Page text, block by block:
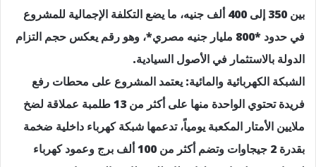
بين 350 إلى 400 ألف جنيه، ما يضع التكلفة الإجمالية للمشروع
في حدود *800 مليار جنيه مصري*، وهو رقم يعكس حجم التزام
الدولة بالاستثمار في الأصول السيادية.
الشبكة الكهربائية والمائية: يعتمد المشروع على محطات رفع
فريدة تحتوي الواحدة منها على أكثر من 13 طلمبة عملاقة لضخ
ملايين الأمتار المكعبة يومياً، تدعمها شبكة كهرباء داخلية ضخمة
بقدرة 2 جيجاوات وتضم أكثر من 100 ألف برج وعمود كهرباء